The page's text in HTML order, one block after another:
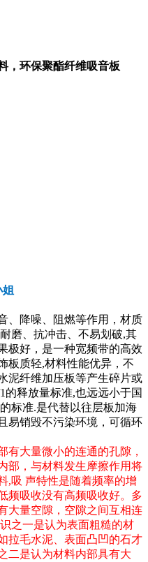
，环保聚酯纤维吸音板
、降噪、阻燃等作用，材质
磨、抗冲击、不易划破,其
极好，是一种宽频带的高效
板质轻,材料性能优异，不
泥纤维加压板等产生碎片或
的释放量标准,也远远小于国
的标准.是代替以往层板加海
易销毁不污染环境，可循环
有大量微小的连通的孔隙，
部，与材料发生摩擦作用将
,吸 声特性是随着频率的增
频吸收没有高频吸收好。多
大量空隙，空隙之间互相连
之一是认为表面粗糙的材
拉毛水泥、表面凸凹的石才
二是认为材料内部具有大